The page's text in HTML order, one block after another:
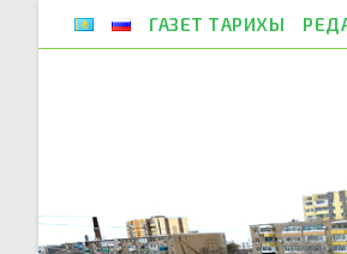
ГАЗЕТ ТАРИХЫ